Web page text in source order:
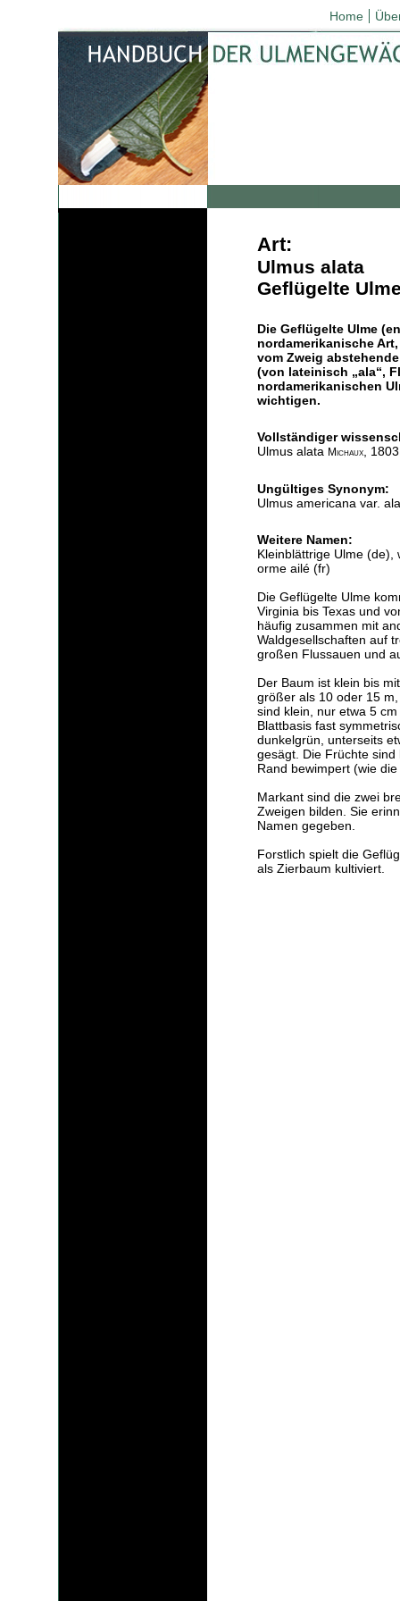
Home
Art:
Ulmus alata
Geflügelte
Die Geflügelte Ulme
nordamerikanische
vom Zweig
(von lateinisch „ala“,
nordamerikanischen
wichtigen.
Vollständiger
Ulmus alata Michaux, 1803
Ungültiges Synonym:
Ulmus americana var.
Weitere Namen:
Kleinblättrige Ulme (de),
orme ailé (fr)
Die Geflügelte Ulme
Virginia bis Texas und
häufig zusammen mit
Waldgesellschaften auf
großen Flussauen und
Der Baum ist klein bis
größer als 10 oder 15
sind klein, nur etwa 5
Blattbasis fast
dunkelgrün, unterseits
gesägt. Die Früchte
Rand bewimpert (wie
Markant sind die zwei
Zweigen bilden. Sie
Namen gegeben.
Forstlich spielt die
als Zierbaum kultiviert.